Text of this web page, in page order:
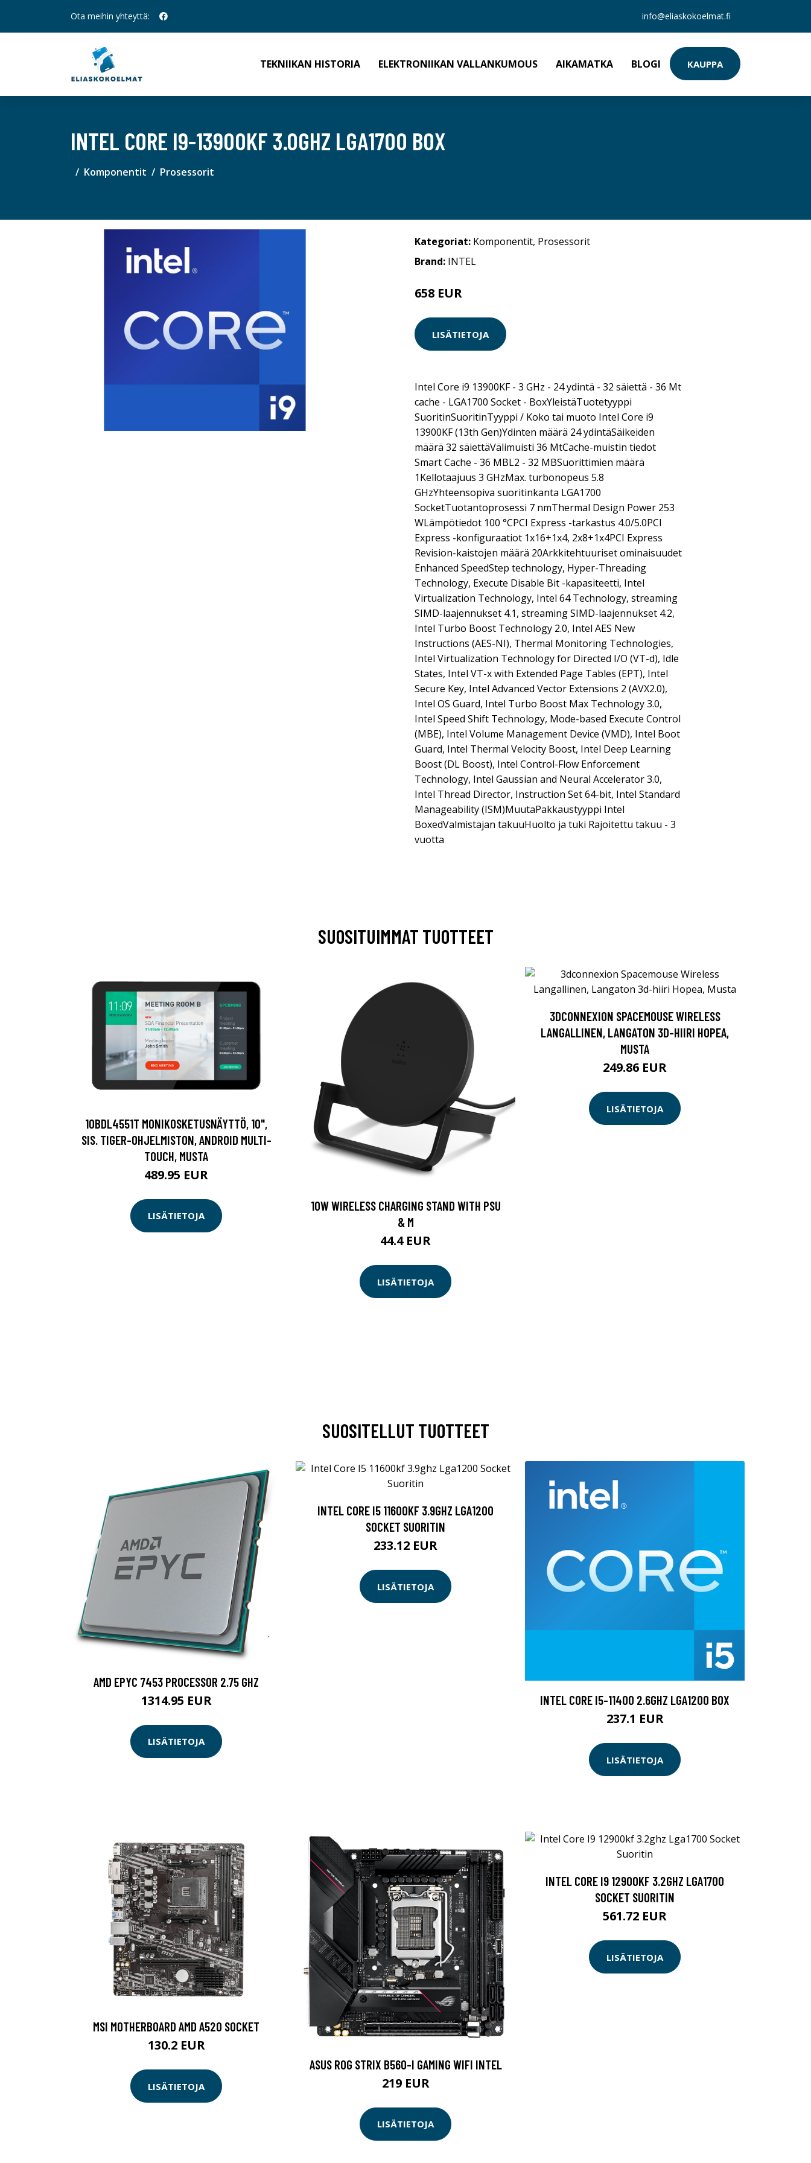
Ota meihin yhteyttä: info@eliaskokoelmat.fi
TEKNIIKAN HISTORIA ELEKTRONIIKAN VALLANKUMOUS AIKAMATKA BLOGI KAUPPA
INTEL CORE I9-13900KF 3.0GHZ LGA1700 BOX
Komponentit Prosessorit
Kategoriat: Komponentit, Prosessorit
Brand: INTEL
658 EUR
LISÄTIETOJA
Intel Core i9 13900KF - 3 GHz - 24 ydintä - 32 säiettä - 36 Mt
cache - LGA1700 Socket - BoxYleistäTuotetyyppi
SuoritinSuoritinTyyppi / Koko tai muoto Intel Core i9
13900KF (13th Gen)Ydinten määrä 24 ydintäSäikeiden
määrä 32 säiettäVälimuisti 36 MtCache-muistin tiedot
Smart Cache - 36 MBL2 - 32 MBSuorittimien määrä
1Kellotaajuus 3 GHzMax. turbonopeus 5.8
GHzYhteensopiva suoritinkanta LGA1700
SocketTuotantoprosessi 7 nmThermal Design Power 253
WLämpötiedot 100 °CPCI Express -tarkastus 4.0/5.0PCI
Express -konfiguraatiot 1x16+1x4, 2x8+1x4PCI Express
Revision-kaistojen määrä 20Arkkitehtuuriset ominaisuudet
Enhanced SpeedStep technology, Hyper-Threading
Technology, Execute Disable Bit -kapasiteetti, Intel
Virtualization Technology, Intel 64 Technology, streaming
SIMD-laajennukset 4.1, streaming SIMD-laajennukset 4.2,
Intel Turbo Boost Technology 2.0, Intel AES New
Instructions (AES-NI), Thermal Monitoring Technologies,
Intel Virtualization Technology for Directed I/O (VT-d), Idle
States, Intel VT-x with Extended Page Tables (EPT), Intel
Secure Key, Intel Advanced Vector Extensions 2 (AVX2.0),
Intel OS Guard, Intel Turbo Boost Max Technology 3.0,
Intel Speed Shift Technology, Mode-based Execute Control
(MBE), Intel Volume Management Device (VMD), Intel Boot
Guard, Intel Thermal Velocity Boost, Intel Deep Learning
Boost (DL Boost), Intel Control-Flow Enforcement
Technology, Intel Gaussian and Neural Accelerator 3.0,
Intel Thread Director, Instruction Set 64-bit, Intel Standard
Manageability (ISM)MuutaPakkaustyyppi Intel
BoxedValmistajan takuuHuolto ja tuki Rajoitettu takuu - 3
vuotta
SUOSITUIMMAT TUOTTEET
10BDL4551T MONIKOSKETUSNÄYTTÖ, 10",
SIS. TIGER-OHJELMISTON, ANDROID MULTI-
TOUCH, MUSTA
489.95 EUR
LISÄTIETOJA
10W WIRELESS CHARGING STAND WITH PSU
& M
44.4 EUR
LISÄTIETOJA
3DCONNEXION SPACEMOUSE WIRELESS
LANGALLINEN, LANGATON 3D-HIIRI HOPEA,
MUSTA
249.86 EUR
LISÄTIETOJA
SUOSITELLUT TUOTTEET
AMD EPYC 7453 PROCESSOR 2.75 GHZ
1314.95 EUR
LISÄTIETOJA
INTEL CORE I5 11600KF 3.9GHZ LGA1200
SOCKET SUORITIN
233.12 EUR
LISÄTIETOJA
INTEL CORE I5-11400 2.6GHZ LGA1200 BOX
237.1 EUR
LISÄTIETOJA
MSI MOTHERBOARD AMD A520 SOCKET
130.2 EUR
LISÄTIETOJA
ASUS ROG STRIX B560-I GAMING WIFI INTEL
219 EUR
LISÄTIETOJA
INTEL CORE I9 12900KF 3.2GHZ LGA1700
SOCKET SUORITIN
561.72 EUR
LISÄTIETOJA